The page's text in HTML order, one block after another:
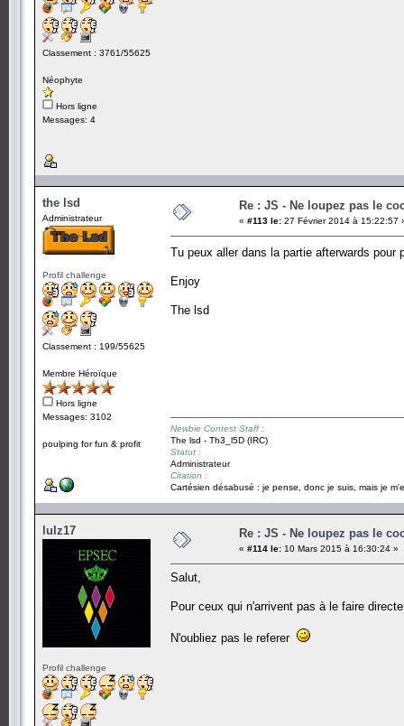
Classement : 3761/55625
Néophyte
Hors ligne
Messages: 4
the lsd
Administrateur
Profil challenge
Classement : 199/55625
Membre Héroïque
Hors ligne
Messages: 3102
poulping for fun & profit
Re : JS - Ne loupez pas le
« #113 le: 27 Février 2014 à 15:22:57
Tu peux aller dans la partie afterwards
Enjoy
The lsd
Newbie Contest Staff :
The lsd - Th3_l5D (IRC)
Statut :
Administrateur
Citation :
Cartésien désabusé : je pense, donc je suis, mais je
lulz17
Profil challenge
Re : JS - Ne loupez pas le
« #114 le: 10 Mars 2015 à 16:30:24 »
Salut,
Pour ceux qui n'arrivent pas à le faire
N'oubliez pas le referer